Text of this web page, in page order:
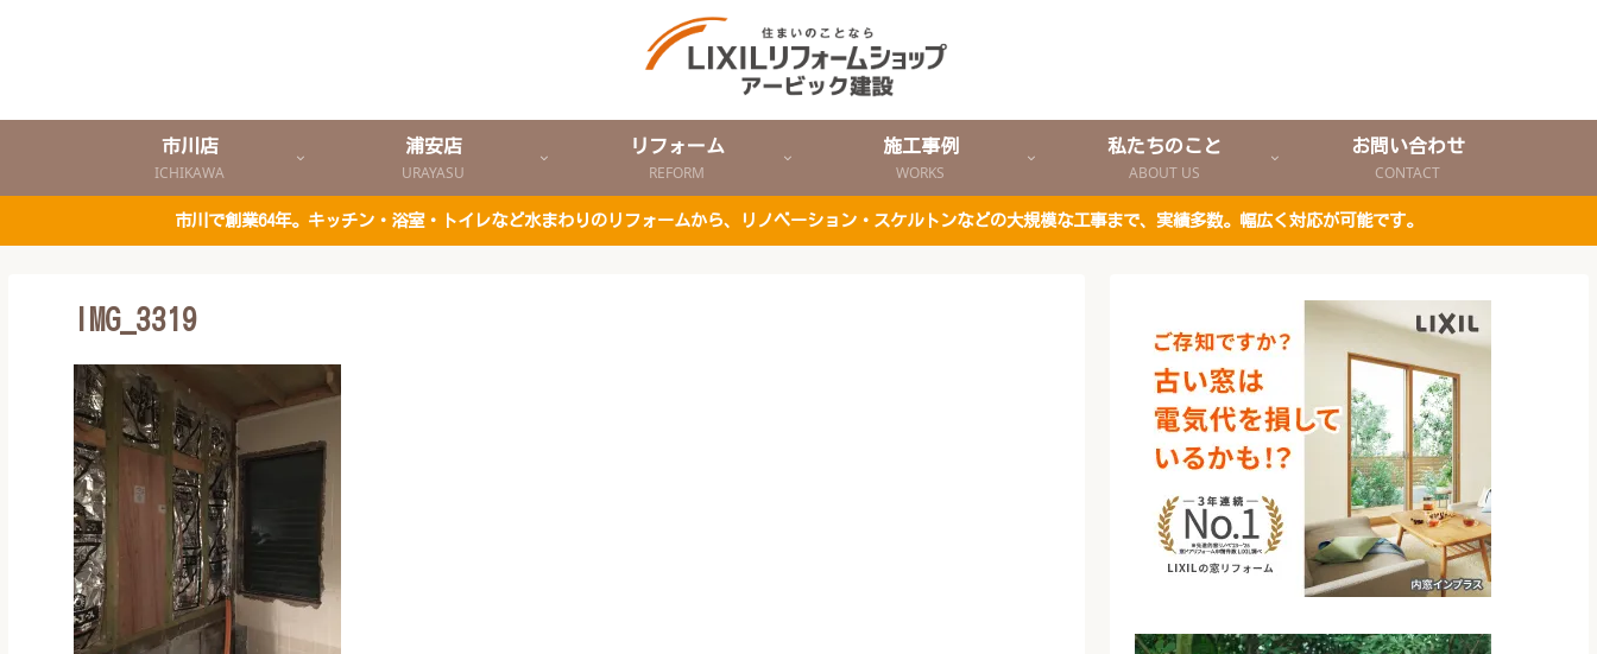
市川店
ICHIKAWA
浦安店
URAYASU
リフォーム
REFORM
施工事例
WORKS
私たちのこと
ABOUT US
お問い合わせ
CONTACT
市川で創業64年。キッチン・浴室・トイレなど水まわりのリフォームから、リノベーション・スケルトンなどの大規模な工事まで、実績多数。幅広く対応が可能です。
IMG_3319